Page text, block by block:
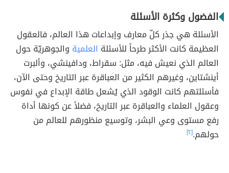
الفضول وكثرة الأسئلة
الأسئلة هي جذر كلّ معارف وإبداعات هذا العالم، فالعقول
العظيمة كانت الأكثر طرحاً للأسئلة العلمية والجوهريّة حول
العالم الذي نعيش فيه، مثل: سقراط، ودافينشي، وألبرت
أينشتاين، وغيرهم الكثير من العباقرة عبر التاريخ وحتى الآن،
فأسئلتهم كانت الوقود الذي يُشعل طاقة الإبداع في نفوس
وعقول العلماء والعباقرة عبر التاريخ، فضلاً عن كونها أداة
رفع مستوى وعي البشر، وتوسيع منظورهم للعالم من
حولهم.[٢]